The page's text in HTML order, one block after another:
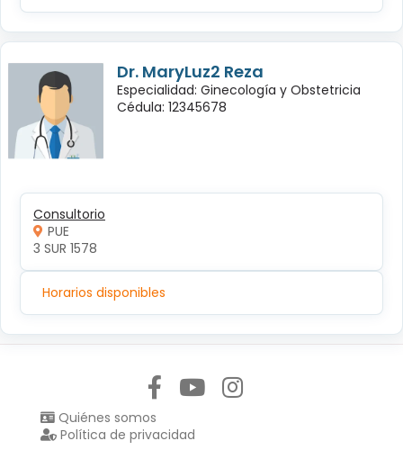
Dr. MaryLuz2 Reza
Especialidad: Ginecología y Obstetricia
Cédula: 12345678
Consultorio
PUE
3 SUR 1578
Horarios disponibles
Quiénes somos
Política de privacidad